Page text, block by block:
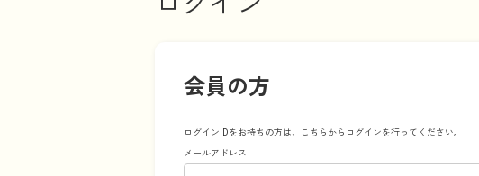
会員の方
ログインIDをお持ちの方は、こちらからログインを行ってください。
メールアドレス